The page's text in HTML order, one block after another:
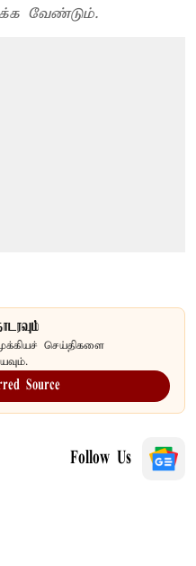
வேண்டும்.
செய்திகளை
Source
Follow Us